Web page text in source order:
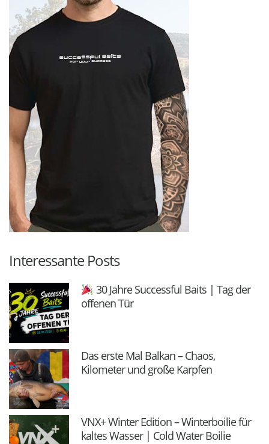
Interessante Posts
30 Jahre Successful Baits | Tag der
offenen Tür
Das erste Mal Balkan – Chaos,
Kilometer und große Karpfen
VNX+ Winter Edition – Winterboilie für
kaltes Wasser | Cold Water Boilie